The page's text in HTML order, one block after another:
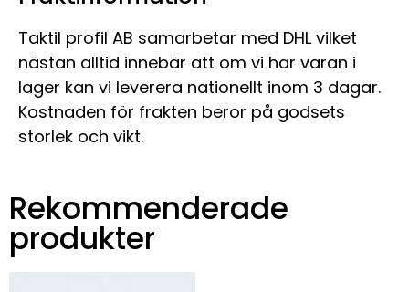
Taktil profil AB samarbetar med DHL vilket
nästan alltid innebär att om vi har varan i
lager kan vi leverera nationellt inom 3 dagar.
Kostnaden för frakten beror på godsets
storlek och vikt.
Rekommenderade
produkter